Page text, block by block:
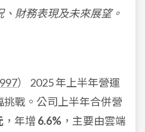
財務表現及未來展望。
） 2025 年上半年營運
戰。公司上半年合併營
，年增 6.6% ，主要由雲端